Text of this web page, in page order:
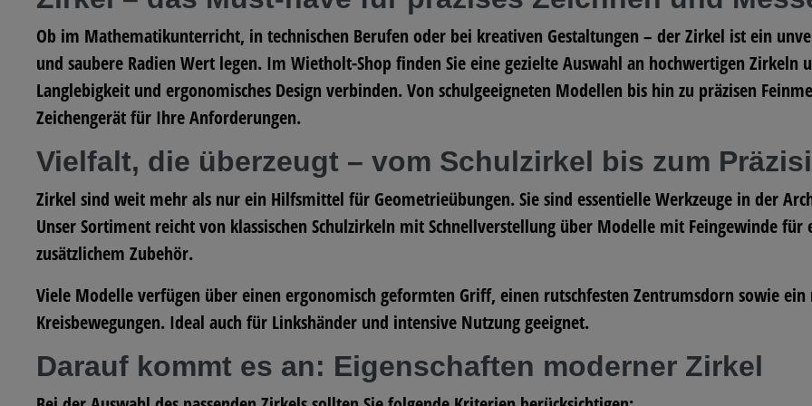
Lehrerstempel -
Motivationsstempel
Märchen
Ob im Mathematikunterricht, in technischen Berufen oder bei kreativen Gestaltungen – der Zirkel ist ein
und saubere Radien Wert legen. Im Wietholt-Shopfinden Sie eine gezielte Auswahl an hochwertigen Zirkeln
Langlebigkeit und ergonomisches Design verbinden. Von schulgeeigneten Modellen bis hin zu präzisen
Zeichengerät für Ihre Anforderungen.
Vielfalt, die überzeugt – vom Schulzirkel bis zum
Zirkel sind weit mehr als nur ein Hilfsmittel für Geometrieübungen. Sie sind essentielle Werkzeuge in der
Unser Sortiment reicht von klassischen Schulzirkeln mit Schnellverstellung über Modelle mit Feingewinde für
zusätzlichem Zubehör.
Viele Modelle verfügen über einen ergonomisch geformten Griff, einen rutschfesten Zentrumsdorn sowie ein
Kreisbewegungen. Ideal auch für Linkshänder und intensive Nutzung geeignet.
Darauf kommt es an: Eigenschaften moderner Zirkel